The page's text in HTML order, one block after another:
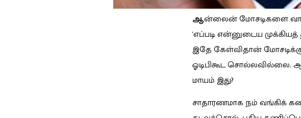
ஆன்லைன் மோசடிகளை
'எப்படி என்னுடைய
இதே கேள்விதான்
ஓடிபிகூட
மாயம் இது?
சாதாரணமாக நம் வங்கிக்